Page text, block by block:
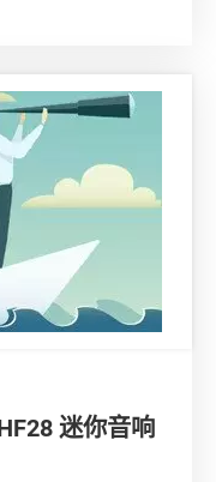
迷你音响